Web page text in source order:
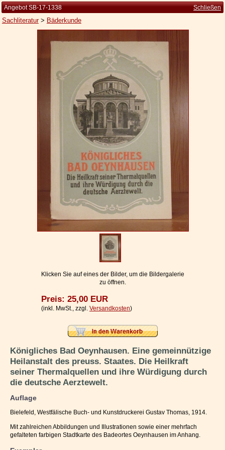
Kleine Kulturgeschichte
Die Brockhaus Auflagen
Widerrufsbelehrung
Geschäftsbedingungen
Datenschutzerklärung
Ihr Warenkorb
Angebot SB-17-1338 Schließen
Sachliteratur> Bäderkunde
Klicken Sie auf eines der Bilder, um die Bildergalerie
zu öffnen.
Preis: 25,00 EUR
(inkl. MwSt., zzgl. Versandkosten)
Königliches Bad Oeynhausen. Eine gemeinnützige
Heilanstalt des preuss. Staates. Die Heilkraft
seiner Thermalquellen und ihre Würdigung durch
die deutsche Aerztewelt.
Auflage
Bielefeld, Westfälische Buch- und Kunstdruckerei Gustav Thomas, 1914.
Mit zahlreichen Abbildungen und Illustrationen sowie einer mehrfach
gefalteten farbigen Stadtkarte des Badeortes Oeynhausen im Anhang.